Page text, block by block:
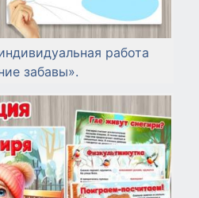
работа
забавы».